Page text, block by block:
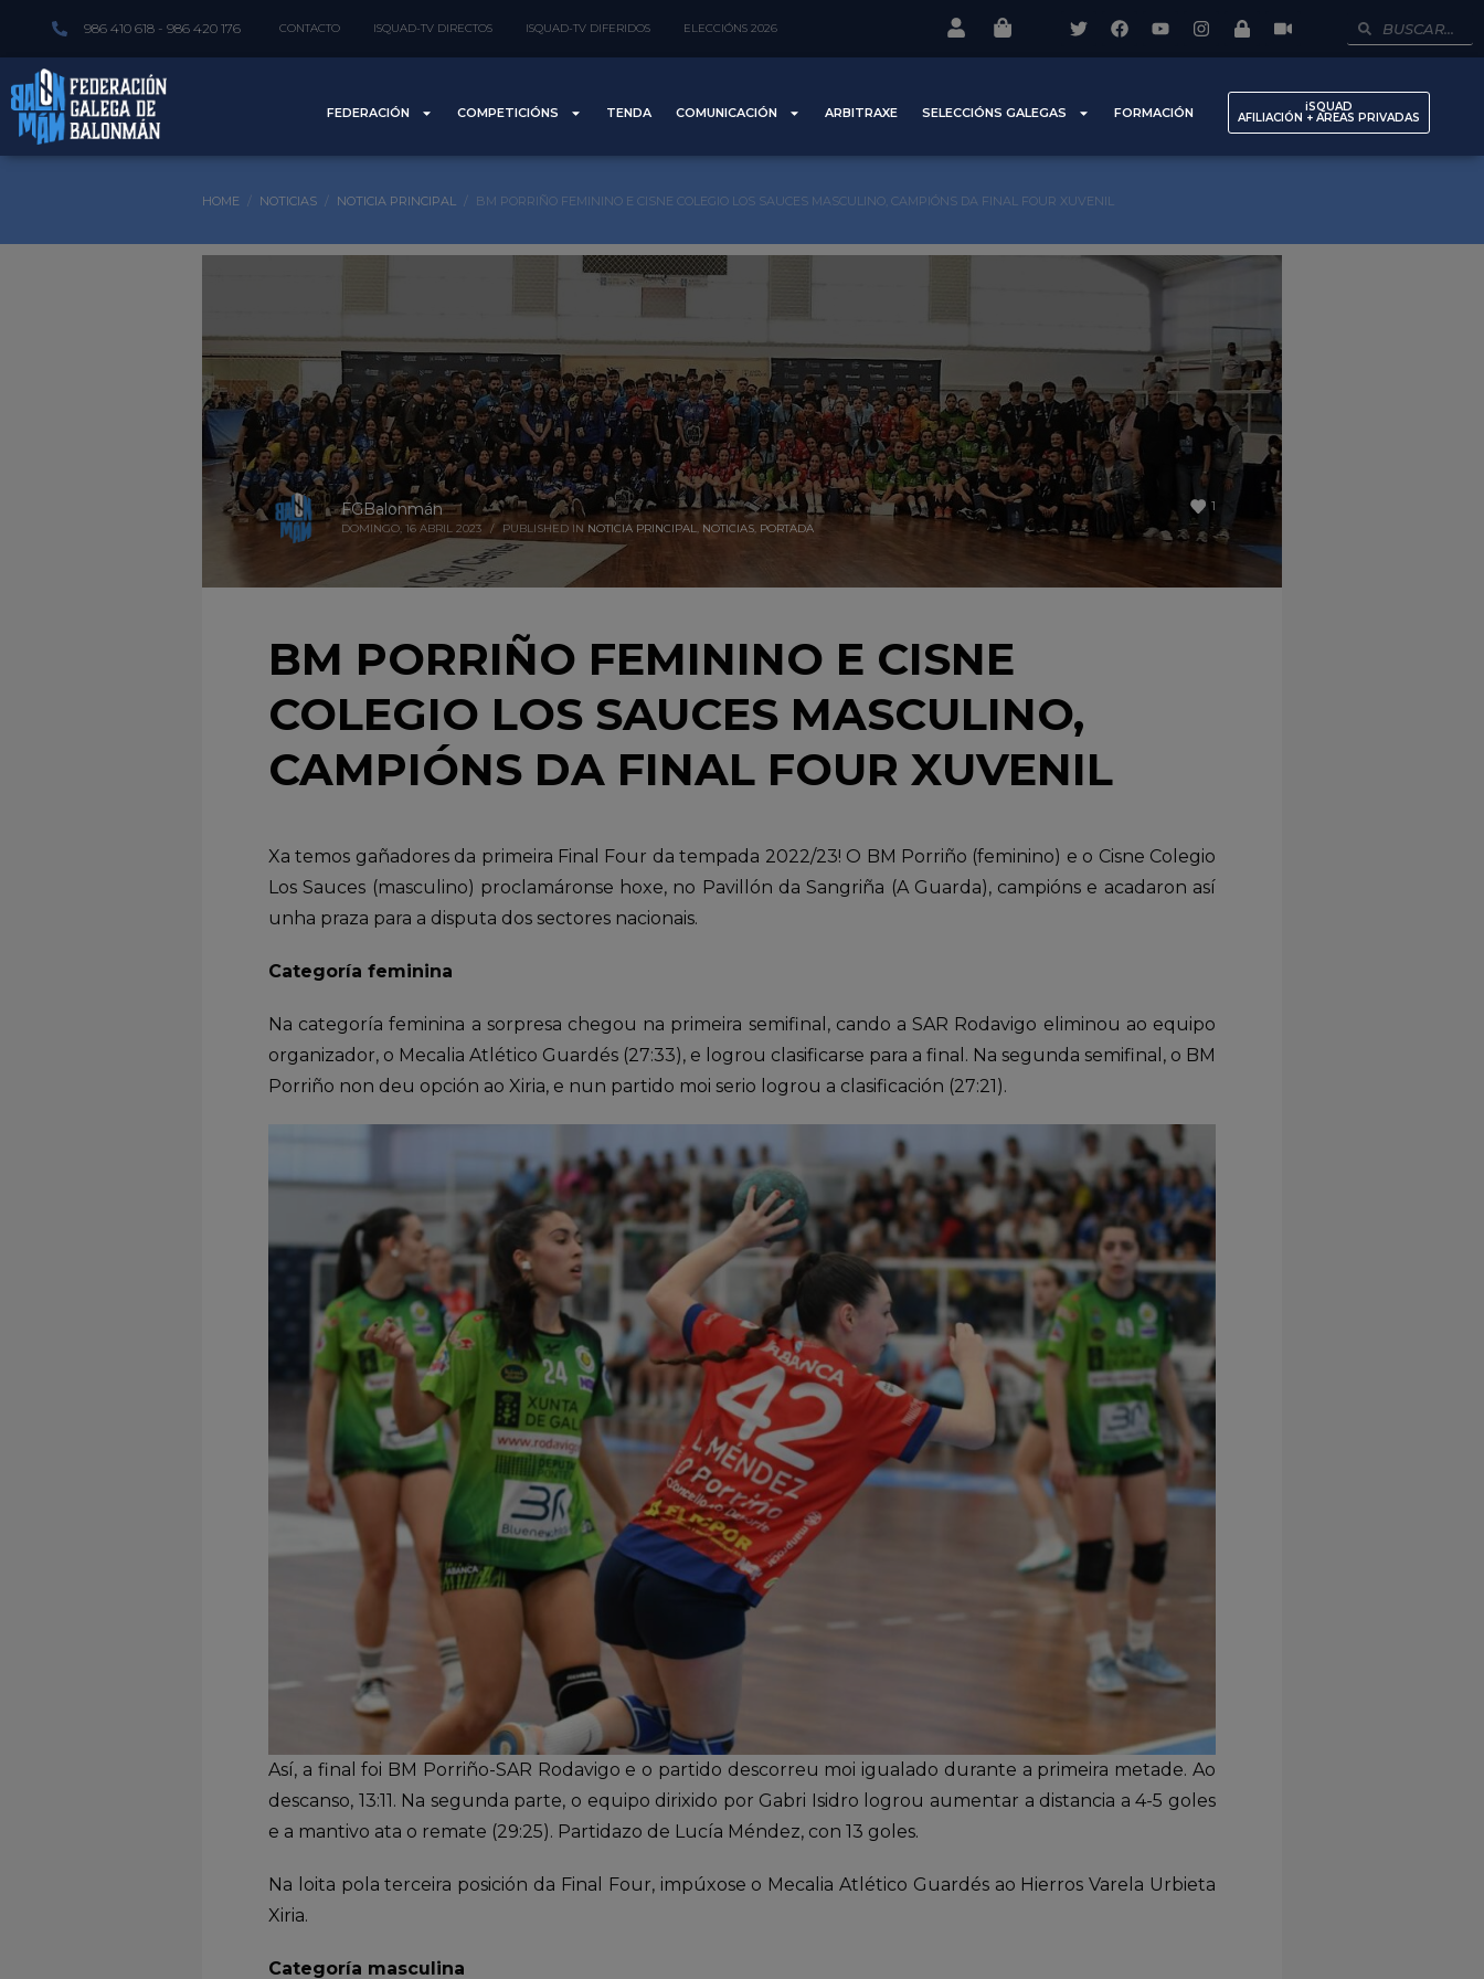
986 410 618 - 986 420 176 CONTACTO ISQUAD-TV DIRECTOS ISQUAD-TV DIFERIDOS ELECCIÓNS 2026
FEDERACIÓN COMPETICIÓNS TENDA COMUNICACIÓN ARBITRAXE SELECCIÓNS GALEGAS FORMACIÓN iSQUAD
AFILIACIÓN + AREAS PRIVADAS
HOME NOTICIAS NOTICIA PRINCIPAL BM PORRIÑO FEMININO E CISNE COLEGIO LOS SAUCES MASCULINO, CAMPIÓNS DA FINAL FOUR XUVENIL
1
FGBalonmán
DOMINGO, 16 ABRIL 2023 / PUBLISHED IN NOTICIA PRINCIPAL, NOTICIAS, PORTADA
BM PORRIÑO FEMININO E CISNE
COLEGIO LOS SAUCES MASCULINO,
CAMPIÓNS DA FINAL FOUR XUVENIL
Xa temos gañadores da primeira Final Four da tempada 2022/23! O BM Porriño (feminino) e o Cisne Colegio
Los Sauces (masculino) proclamáronse hoxe, no Pavillón da Sangriña (A Guarda), campións e acadaron así
unha praza para a disputa dos sectores nacionais.
Categoría feminina
Na categoría feminina a sorpresa chegou na primeira semifinal, cando a SAR Rodavigo eliminou ao equipo
organizador, o Mecalia Atlético Guardés (27:33), e logrou clasificarse para a final. Na segunda semifinal, o BM
Porriño non deu opción ao Xiria, e nun partido moi serio logrou a clasificación (27:21).
Así, a final foi BM Porriño-SAR Rodavigo e o partido descorreu moi igualado durante a primeira metade. Ao
descanso, 13:11. Na segunda parte, o equipo dirixido por Gabri Isidro logrou aumentar a distancia a 4-5 goles
e a mantivo ata o remate (29:25). Partidazo de Lucía Méndez, con 13 goles.
Na loita pola terceira posición da Final Four, impúxose o Mecalia Atlético Guardés ao Hierros Varela Urbieta
Xiria.
Categoría masculina